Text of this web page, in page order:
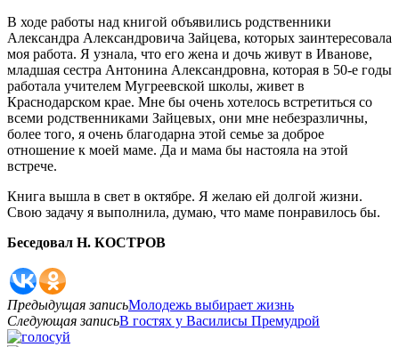
В ходе работы над книгой объявились родственники
Александра Александровича Зайцева, которых заинтересовала
моя работа. Я узнала, что его жена и дочь живут в Иванове,
младшая сестра Антонина Александровна, которая в 50-е годы
работала учителем Мугреевской школы, живет в
Краснодарском крае. Мне бы очень хотелось встретиться со
всеми родственниками Зайцевых, они мне небезразличны,
более того, я очень благодарна этой семье за доброе
отношение к моей маме. Да и мама бы настояла на этой
встрече.
Книга вышла в свет в октябре. Я желаю ей долгой жизни.
Свою задачу я выполнила, думаю, что маме понравилось бы.
Беседовал Н. КОСТРОВ
Предыдущая записьМолодежь выбирает жизнь
Следующая записьВ гостях у Василисы Премудрой